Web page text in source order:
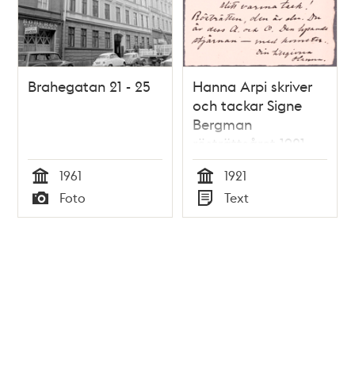
Brahegatan 21 - 25
Tid
1961
Typ
Foto
Hanna Arpi skriver
och tackar Signe
Bergman
rösträttsåret 1921
Tid
1921
Typ
Text